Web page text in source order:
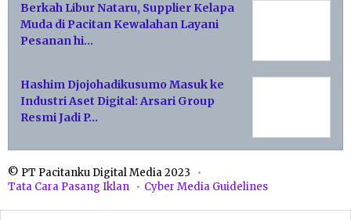
Berkah Libur Nataru, Supplier Kelapa
Muda di Pacitan Kewalahan Layani
Pesanan hi…
Hashim Djojohadikusumo Masuk ke
Industri Aset Digital: Arsari Group
Resmi Jadi P…
© PT Pacitanku Digital Media 2023
Tata Cara Pasang Iklan
Cyber Media Guidelines